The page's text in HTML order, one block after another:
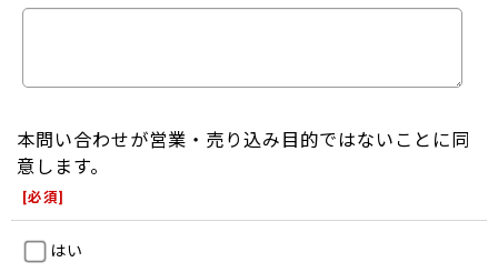
本問い合わせが営業・売り込み目的ではないことに同
意します。
[必須]
はい